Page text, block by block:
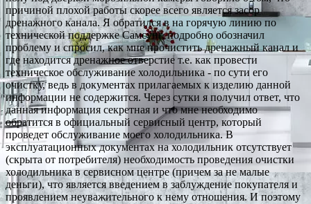
причиной плохой работы скорее всего является засор
дренажного канала. Я обратился в на горячую линию по
технической поддержке Самсунг, подробно обозначил
проблему и спросил, как мне прочистить дренажный канал и
где находится дренажное отверстие т.е. как провести
техническое обслуживание холодильника - по сути его
очистку, ведь в документах прилагаемых к изделию данной
информации не содержится. Через сутки я получил ответ, что
данная информация секретная и что мне необходимо
обратится в официальный сервисный центр, который
проведет обслуживание моего холодильника. В
эксплуатационных документах на холодильник отсутствует
(скрыта от потребителя) необходимость проведения очистки
холодильника в сервисном центре (причем за не малые
деньги), что является введением в заблуждение покупателя и
проявлением неуважительного к нему отношения. И поэтому